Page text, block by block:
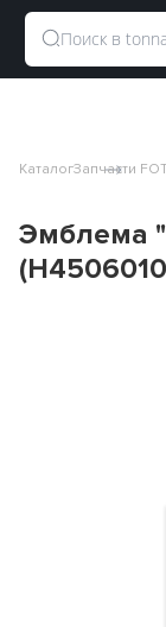
КаталогЗапчасти
Эмблема